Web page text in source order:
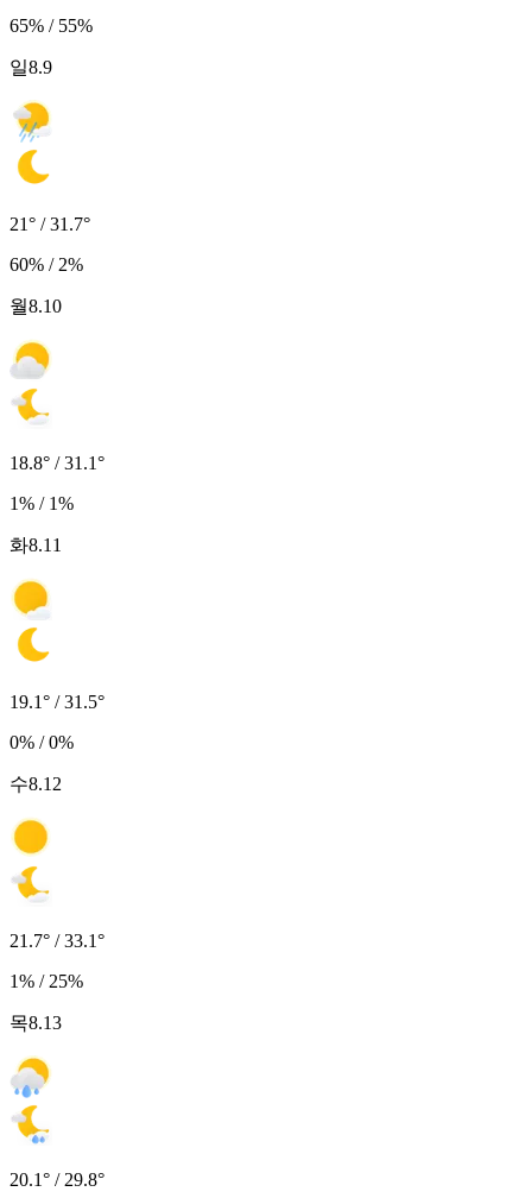
65% / 55%
일8.9
21° / 31.7°
60% / 2%
월8.10
18.8° / 31.1°
1% / 1%
화8.11
19.1° / 31.5°
0% / 0%
수8.12
21.7° / 33.1°
1% / 25%
목8.13
20.1° / 29.8°